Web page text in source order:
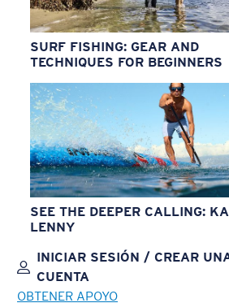
SURF FISHING: GEAR AND
TECHNIQUES FOR BEGINNERS
SEE THE DEEPER CALLING:
LENNY
INICIAR SESIÓN / CREAR
CUENTA
OBTENER APOYO